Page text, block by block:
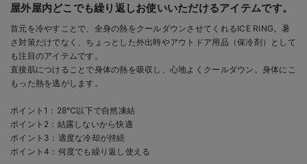
屋外屋内どこでも繰り返しお使いいただけるアイテムです。
首元を冷やすことで、全身の熱をクールダウンさせてくれるICE RING。暑
さ対策だけでなく、ちょっとした外出時やアウトドア用品（保冷剤）として
も注目のアイテムです。
直接肌につけることで身体の熱を吸収し、心地よくクールダウン。身体にこ
もった熱を逃がします。
ポイント1：28℃以下で自然凍結
ポイント2：結露しないから快適
ポイント3：適度な冷却が持続
ポイント4：何度でも繰り返し使える